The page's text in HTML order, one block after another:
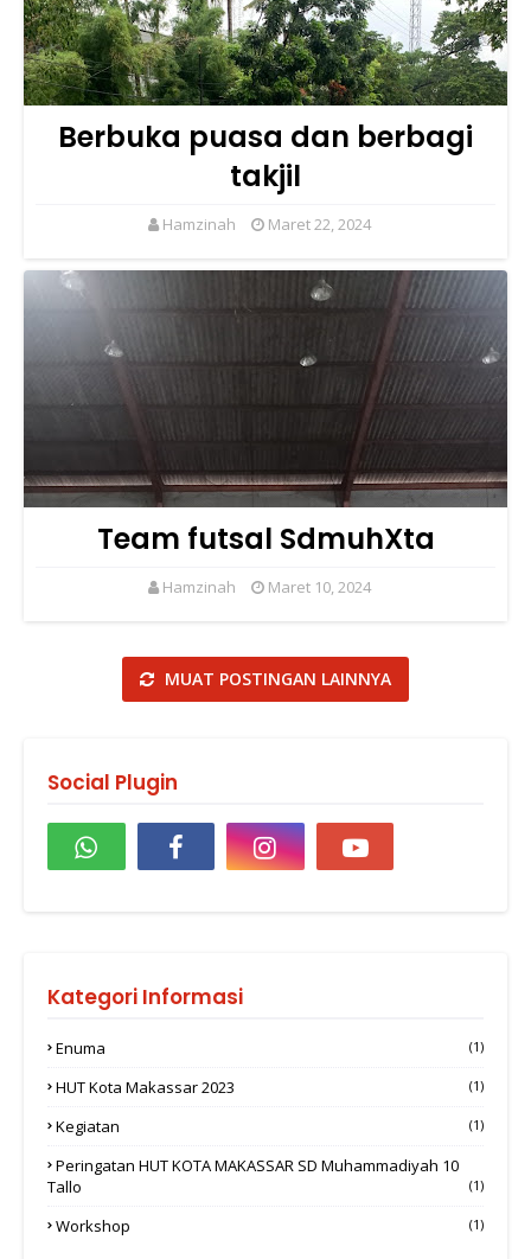
Berbuka puasa dan berbagi
takjil
Hamzinah Maret 22, 2024
Team futsal SdmuhXta
Hamzinah Maret 10, 2024
MUAT POSTINGAN LAINNYA
Social Plugin
Kategori Informasi
Enuma (1)
HUT Kota Makassar 2023 (1)
Kegiatan (1)
Peringatan HUT KOTA MAKASSAR SD Muhammadiyah 10
Tallo
(1)
Workshop (1)